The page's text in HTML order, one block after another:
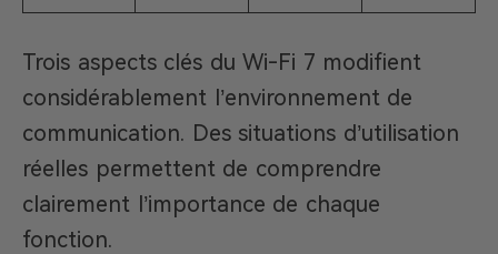
Trois aspects clés du Wi-Fi 7 modifient
considérablement l’environnement de
communication. Des situations d’utilisation
réelles permettent de comprendre
clairement l’importance de chaque
fonction.